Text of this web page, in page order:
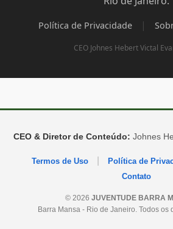
Política de Privacidade |
CEO Johnes Hebert Victal
CEO & Diretor de Conteúdo: Johnes
Termos de Uso Política de
Contato
© 2026 JUVENTUDE BARRA
Barra Mansa - Rio de Janeiro. Todos os